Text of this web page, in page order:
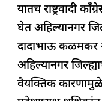
यातच राष्ट्रवादी
घेत अहिल्यानगर
दादाभाऊ कळमकर
अहिल्यानगर
वैयक्तिक कारणामुळे